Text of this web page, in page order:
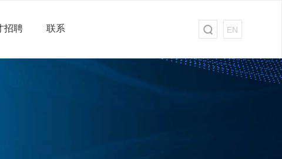
招聘 联系 EN